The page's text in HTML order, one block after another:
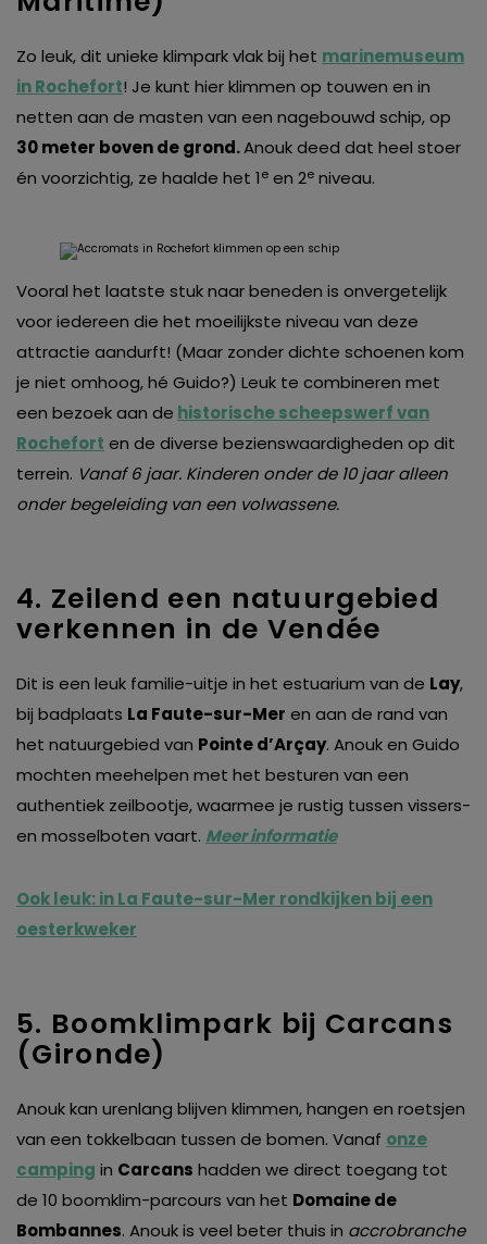
Zo leuk, dit unieke klimpark vlak bij het marinemuseum
in Rochefort! Je kunt hier klimmen op touwen en in
netten aan de masten van een nagebouwd schip, op
30 meter boven de grond.Anouk deed dat heel stoer
én voorzichtig, ze haalde het 1e en 2e niveau.
Vooral het laatste stuk naar beneden is onvergetelijk
voor iedereen die het moeilijkste niveau van deze
attractie aandurft! (Maar zonder dichte schoenen kom
je niet omhoog, hé Guido?) Leuk te combineren met
een bezoek aan de historische scheepswerf van
Rochefort en de diverse bezienswaardigheden op dit
terrein. Vanaf 6 jaar. Kinderen onder de 10 jaar alleen
onder begeleiding van een volwassene.
4. Zeilend een natuurgebied
verkennen in de Vendée
Dit is een leuk familie-uitje in het estuarium van de Lay,
bij badplaats La Faute-sur-Mer en aan de rand van
het natuurgebied van Pointe d’Arçay. Anouk en Guido
mochten meehelpen met het besturen van een
authentiek zeilbootje, waarmee je rustig tussen vissers-
en mosselboten vaart. Meer informatie
Ook leuk: in La Faute-sur-Mer rondkijken bij een
oesterkweker
5. Boomklimpark bij Carcans
(Gironde)
Anouk kan urenlang blijven klimmen, hangen en roetsjen
van een tokkelbaan tussen de bomen. Vanaf onze
camping in Carcans hadden we direct toegang tot
de 10 boomklim-parcours van het Domaine de
Bombannes. Anouk is veel beter thuis in accrobranche